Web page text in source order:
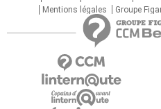
Mentions légales
Groupe